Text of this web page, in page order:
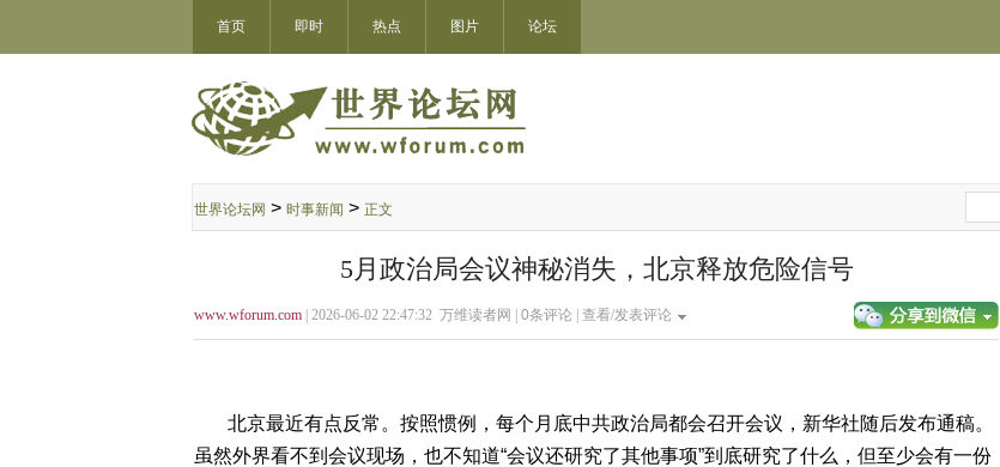
首页 即时 热点 图片 论坛
世界论坛网 > 时事新闻 > 正文
5月政治局会议神秘消失，北京释放危险信号
www.wforum.com | 2026-06-02 22:47:32 万维读者网 | 0条评论 | 查看/发表评论
北京最近有点反常。按照惯例，每个月底中共政治局都会召开会议，新华社随后发布通稿。
虽然外界看不到会议现场，也不知道“会议还研究了其他事项”到底研究了什么，但至少会有一份